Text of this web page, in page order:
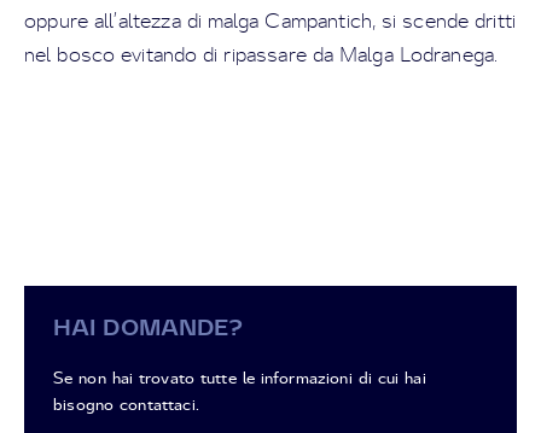
oppure all’altezza di malga Campantich, si scende dritti
nel bosco evitando di ripassare da Malga Lodranega.
HAI DOMANDE?
Se non hai trovato tutte le informazioni di cui hai
bisogno contattaci.